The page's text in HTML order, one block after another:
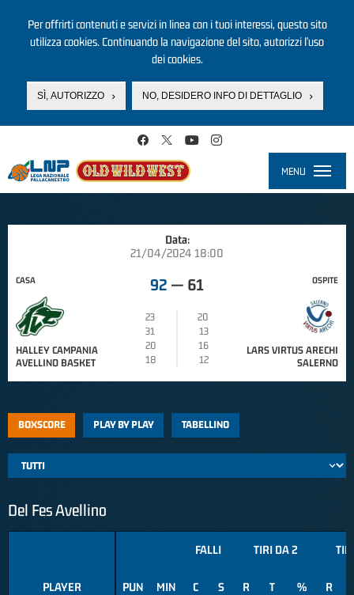
Per offrirti contenuti e servizi in linea con i tuoi interessi, questo sito
utilizza cookies. Continuando la navigazione del sito, autorizzi l’uso
dei cookies.
SÌ, AUTORIZZO NO, DESIDERO INFO DI DETTAGLIO
MENU
Data:
21/04/2024 18:00
CASA
HALLEY CAMPANIA
AVELLINO BASKET
92 — 61
23
20
31
13
20
16
18
12
OSPITE
LARS VIRTUS ARECHI
SALERNO
BOXSCORE PLAY BY PLAY TABELLINO
Del Fes Avellino
PLAYER
FALLI TIRI DA 2
PUN MIN C S R T % R